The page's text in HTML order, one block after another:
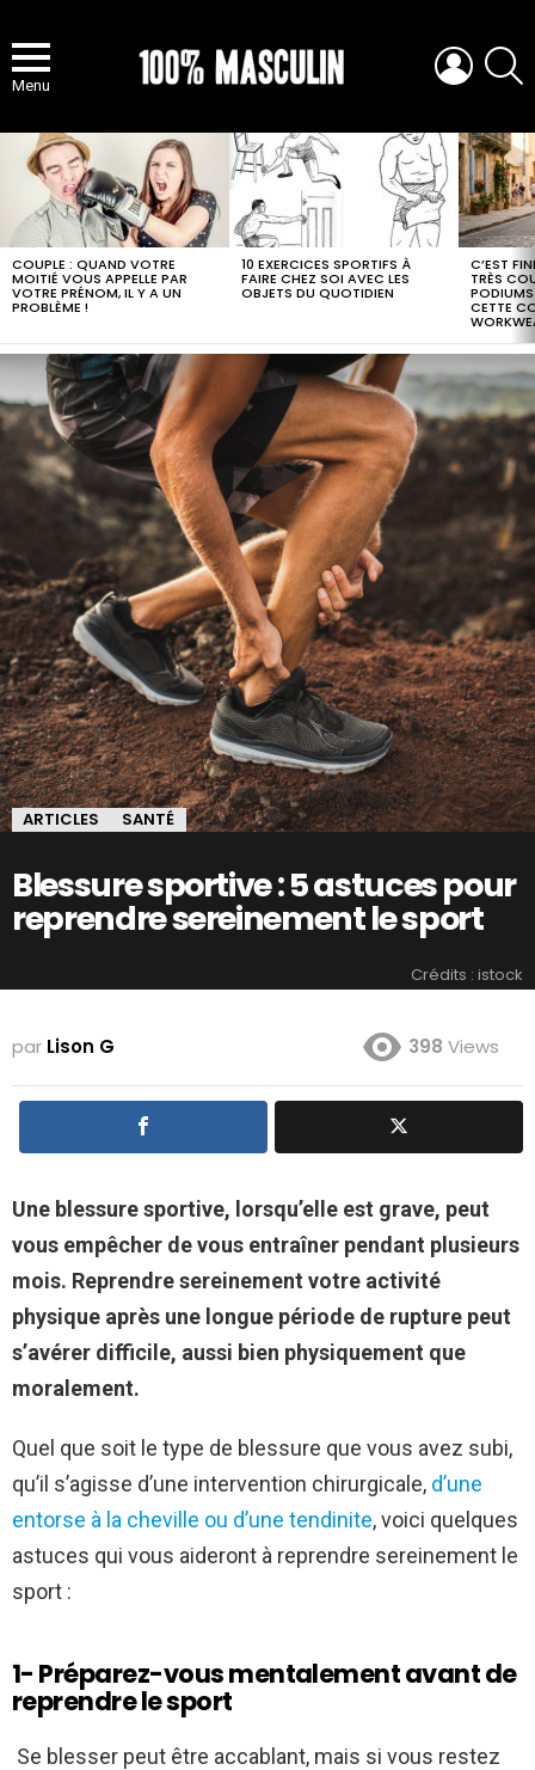
Menu
LOGIN
MOST
VIEWED
STORIES
COUPLE : QUAND VOTRE
MOITIÉ VOUS APPELLE PAR
VOTRE PRÉNOM, IL Y A UN
PROBLÈME !
10 EXERCICES SPORTIFS À
FAIRE CHEZ SOI AVEC LES
OBJETS DU QUOTIDIEN
C’EST
TRÈS
CETTE
ARTICLES SANTÉ
Blessure sportive : 5 astuces pour
reprendre sereinement le sport
Crédits : istock
par Lison G 398 Views
Une blessure sportive, lorsqu’elle est grave, peut
vous empêcher de vous entraîner pendant plusieurs
mois. Reprendre sereinement votre activité
physique après une longue période de rupture peut
s’avérer difficile, aussi bien physiquement que
moralement.
Quel que soit le type de blessure que vous avez subi,
qu’il s’agisse d’une intervention chirurgicale, d’une
entorse à la cheville ou d’une tendinite, voici quelques
astuces qui vous aideront à reprendre sereinement le
sport :
1- Préparez-vous mentalement avant de
reprendre le sport
Se blesser peut être accablant, mais si vous restez